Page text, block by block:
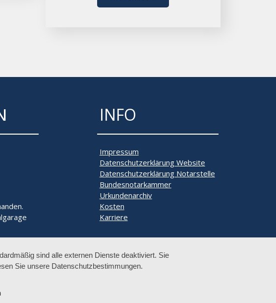
INFO
Impressum
Datenschutzerklärung Website
Datenschutzerklärung Notarstelle
Bundesnotarkammer
Urkundenarchiv
Kosten
Karriere
sind alle externen Dienste deaktiviert. Sie
Sie unsere Datenschutzbestimmungen.